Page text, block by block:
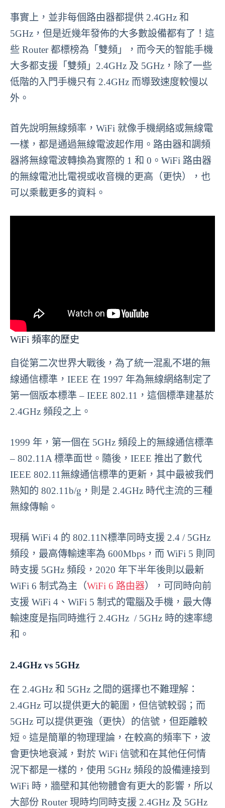
事實上，並非每個路由器都提供 2.4GHz 和
5GHz，但是近幾年發佈的大多數設備都有了！這
些 Router 都標榜為「雙頻」，而今天的智能手機
大多都支援「雙頻」2.4GHz 及 5GHz，除了一些
低階的入門手機只有 2.4GHz 而導致速度較慢以
外。
首先說明無線頻率，WiFi 就像手機網絡或無線電
一樣，都是通過無線電波起作用。路由器和調頻
器將無線電波轉換為實際的 1 和 0。WiFi 路由器
的無線電池比電視或收音機的更高（更快），也
可以乘載更多的資料。
WiFi 頻率的歷史
自從第二次世界大戰後，為了統一混亂不堪的無
線通信標準，IEEE 在 1997 年為無線網絡制定了
第一個版本標準 – IEEE 802.11，這個標準建基於
2.4GHz 頻段之上。
1999 年，第一個在 5GHz 頻段上的無線通信標準
– 802.11A 標準面世。隨後，IEEE 推出了數代
IEEE 802.11無線通信標準的更新，其中最被我們
熟知的 802.11b/g，則是 2.4GHz 時代主流的三種
無線傳輸。
現稱 WiFi 4 的 802.11N標準同時支援 2.4 / 5GHz
頻段，最高傳輸速率為 600Mbps，而 WiFi 5 則同
時支援 5GHz 頻段，2020 年下半年後則以最新
WiFi 6 制式為主（WiFi 6 路由器），可同時向前
支援 WiFi 4、WiFi 5 制式的電腦及手機，最大傳
輸速度是指同時進行 2.4GHz / 5GHz 時的速率總
和。
2.4GHz vs 5GHz
在 2.4GHz 和 5GHz 之間的選擇也不難理解：
2.4GHz 可以提供更大的範圍，但信號較弱；而
5GHz 可以提供更強（更快）的信號，但距離較
短。這是簡單的物理理論，在較高的頻率下，波
會更快地衰減，對於 WiFi 信號和在其他任何情
況下都是一樣的，使用 5GHz 頻段的設備連接到
WiFi 時，牆壁和其他物體會有更大的影響，所以
大部份 Router 現時均同時支援 2.4GHz 及 5GHz